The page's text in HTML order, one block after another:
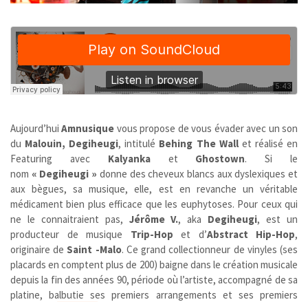
Aujourd’huiAmnusique vous propose de vous évader avec un son
du Malouin, Degiheugi, intitulé Behing The Wallet réalisé en
Featuring avec Kalyankaet Ghostown.
Si le
nom « Degiheugi » donne des cheveux blancs aux dyslexiques et
aux bègues, sa musique, elle, est en revanche un véritable
médicament bien plus efficace que les euphytoses. Pour ceux qui
ne le connaitraient pas, Jérôme V., aka Degiheugi, est un
producteur de musique Trip-Hop et d’Abstract Hip-Hop,
originaire deSaint -Malo. Ce grand collectionneur de vinyles (ses
placards en comptent plus de 200) baigne dans le création musicale
depuis la fin des années 90, période où l’artiste, accompagné de sa
platine, balbutie ses premiers arrangements et ses premiers